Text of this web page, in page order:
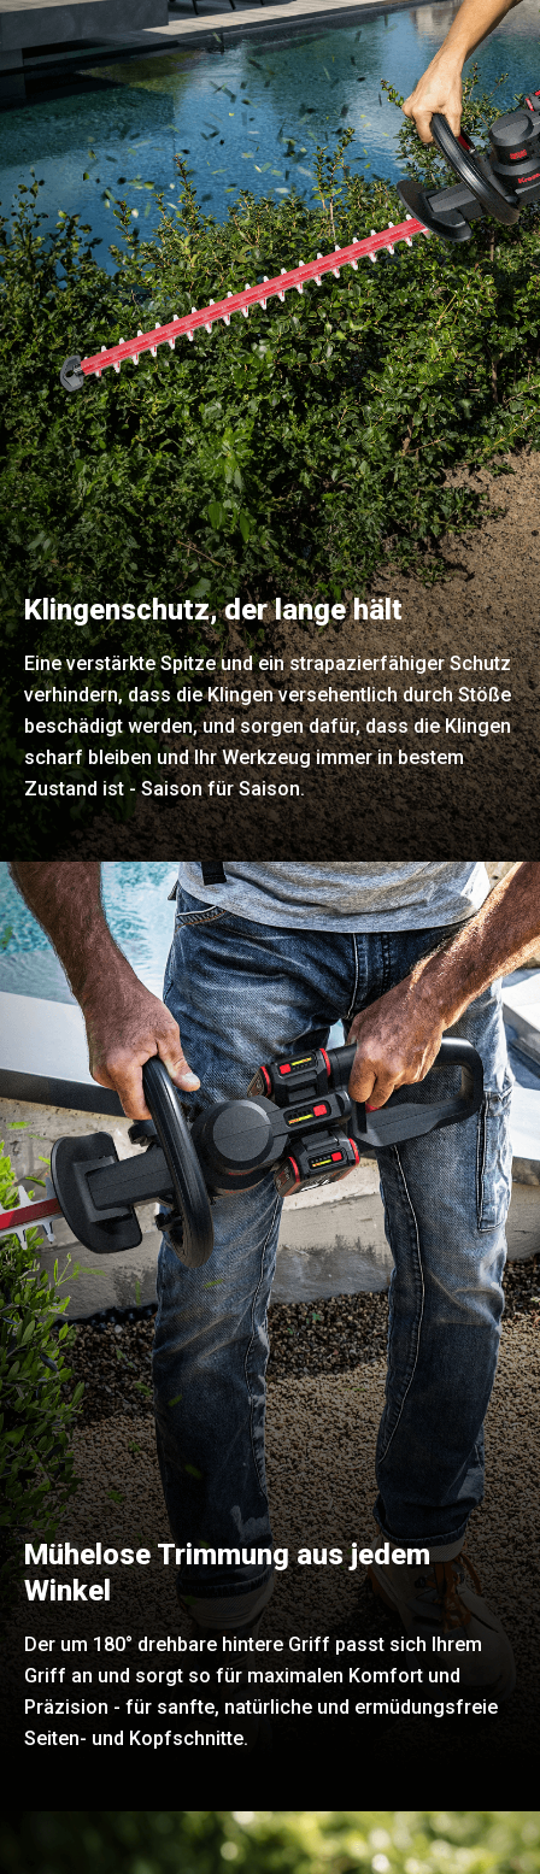
Klingenschutz, der lange hält
Eine verstärkte Spitze und ein strapazierfähiger Schutz
verhindern, dass die Klingen versehentlich durch Stöße
beschädigt werden, und sorgen dafür, dass die Klingen
scharf bleiben und Ihr Werkzeug immer in bestem
Zustand ist - Saison für Saison.
Mühelose Trimmung aus jedem
Winkel
Der um 180° drehbare hintere Griff passt sich Ihrem
Griff an und sorgt so für maximalen Komfort und
Präzision - für sanfte, natürliche und ermüdungsfreie
Seiten- und Kopfschnitte.